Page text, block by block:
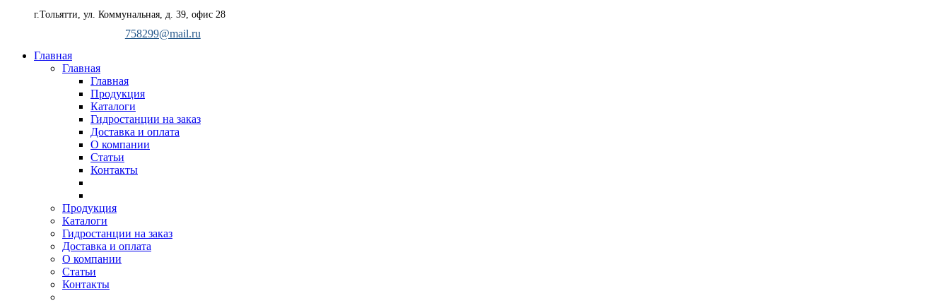
г.Тольятти, ул. Коммунальная, д. 39, офис 28
758299@mail.ru
Главная
Главная
Главная
Продукция
Каталоги
Гидростанции на заказ
Доставка и оплата
О компании
Статьи
Контакты
Продукция
Каталоги
Гидростанции на заказ
Доставка и оплата
О компании
Статьи
Контакты